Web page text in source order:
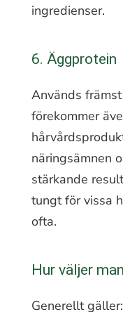
ingredienser.
6. Äggprotein
Används
förekommer
näringsämnen
stärkande
tungt för vissa
ofta.
Hur väljer
Generellt